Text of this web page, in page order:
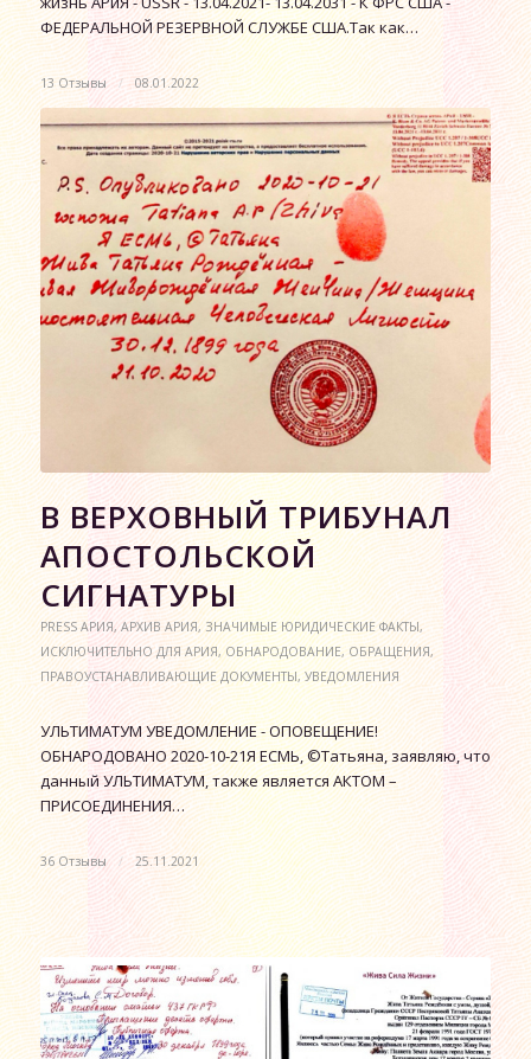
ФЕДЕРАЛЬНОЙ РЕЗЕРВНОЙ СЛУЖБЕ США.Так как…
13 Отзывы / 08.01.2022
В ВЕРХОВНЫЙ ТРИБУНАЛ
АПОСТОЛЬСКОЙ
СИГНАТУРЫ
PRESS АРИЯ,АРХИВ АРИЯ,ЗНАЧИМЫЕ ЮРИДИЧЕСКИЕ ФАКТЫ,
ИСКЛЮЧИТЕЛЬНО ДЛЯ АРИЯ,ОБНАРОДОВАНИЕ,ОБРАЩЕНИЯ,
ПРАВОУСТАНАВЛИВАЮЩИЕ ДОКУМЕНТЫ,УВЕДОМЛЕНИЯ
УЛЬТИМАТУМ УВЕДОМЛЕНИЕ - ОПОВЕЩЕНИЕ!
ОБНАРОДОВАНО 2020-10-21Я ЕСМЬ, ©Татьяна, заявляю, что
данный УЛЬТИМАТУМ, также является АКТОМ –
ПРИСОЕДИНЕНИЯ…
36 Отзывы / 25.11.2021